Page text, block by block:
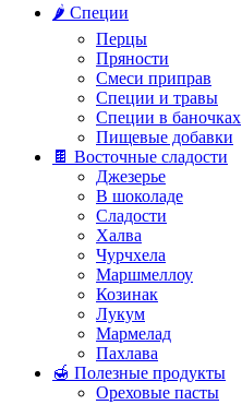
🌶️ Специи
Перцы
Пряности
Смеси приправ
Специи и травы
Специи в баночках
Пищевые добавки
🍫 Восточные сладости
Джезерье
В шоколаде
Сладости
Халва
Чурчхела
Маршмеллоу
Козинак
Лукум
Мармелад
Пахлава
🍯 Полезные продукты
Ореховые пасты